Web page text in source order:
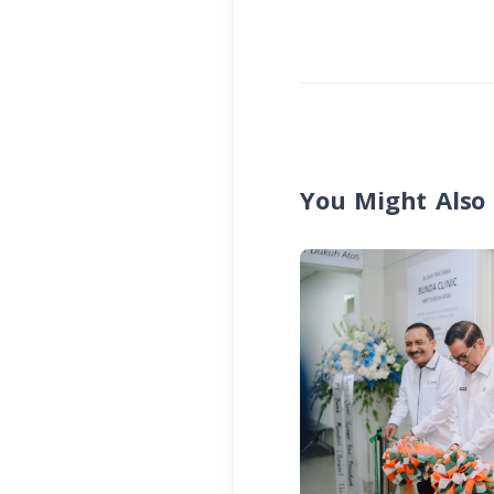
You Might Also